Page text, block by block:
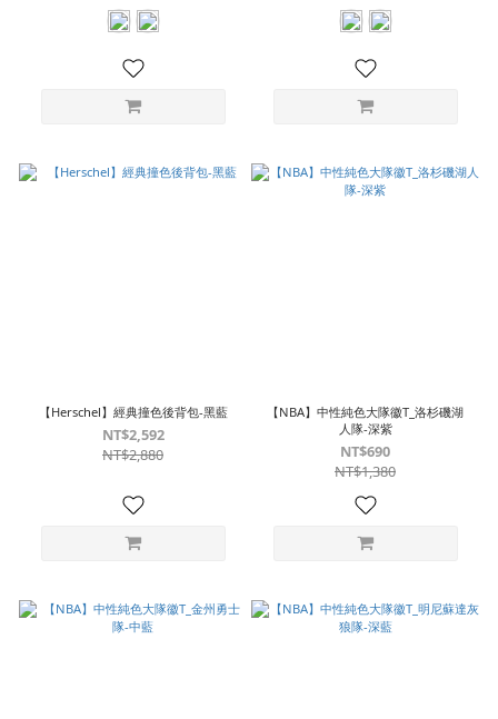
【Herschel】經典撞色後背包-黑藍
NT$2,592
NT$2,880
【NBA】中性純色大隊徽T_洛杉磯湖
人隊-深紫
NT$690
NT$1,380